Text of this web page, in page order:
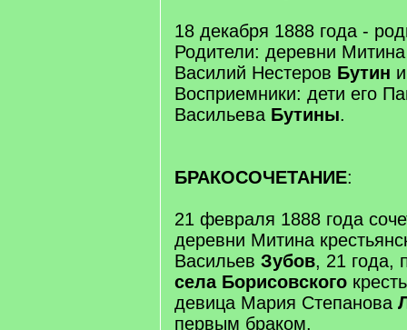
18 декабря 1888 года -
Родители: деревни Митина
Василий Нестеров Бутин
Восприемники: дети его
Васильева Бутины.
БРАКОСОЧЕТАНИЕ:
21 февраля 1888 года
деревни Митина
Васильев Зубов, 21 года,
села Борисовского
девица Мария Степанова
первым браком.